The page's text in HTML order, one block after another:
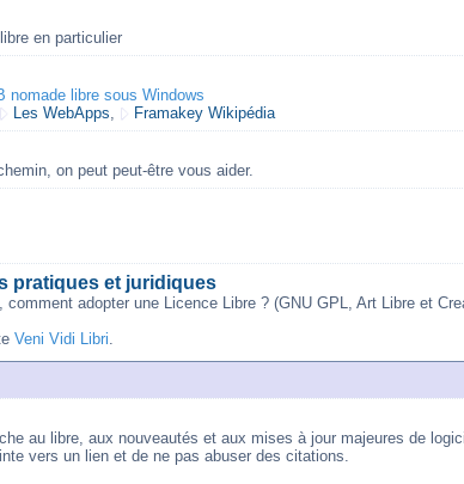
en particulier
nomade libre sous Windows
Les WebApps, Framakey Wikipédia
on peut peut-être vous aider.
pratiques et juridiques
adopter une Licence Libre ? (GNU GPL, Art Libre et
Veni Vidi Libri.
au libre, aux nouveautés et aux mises à jour majeures de
vers un lien et de ne pas abuser des citations.